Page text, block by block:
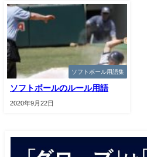
ソフトボール用語集
ソフトボールのルール用語
2020年9月22日